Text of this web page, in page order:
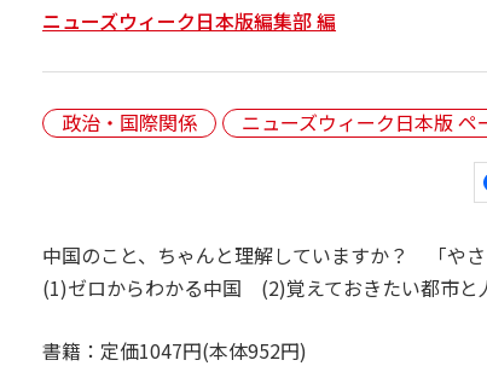
ニューズウィーク日本版編集部 編
政治・国際関係 ニューズウィーク日本版 ペ
中国のこと、ちゃんと理解していますか？ 「や
(1)ゼロからわかる中国 (2)覚えておきたい都市
書籍：定価1047円(本体952円)